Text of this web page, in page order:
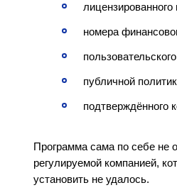
номера
публичной
подтверждённого
Программа сама по себе не
регулируемой компанией,
установить не удалось.